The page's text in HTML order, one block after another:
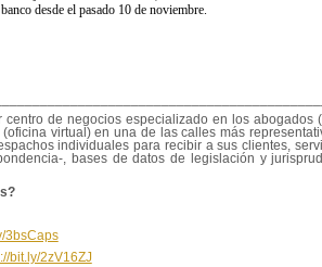
desde el pasado 10 de noviembre.
de negocios especializado en los abogados
virtual) en una de las calles más
individuales para recibir a sus clientes,
, bases de datos de legislación y
3bsCaps
bit.ly/2zV16ZJ